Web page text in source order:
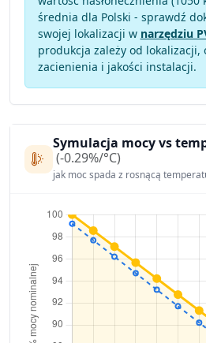
średnia dla Polski - sprawdź
swojej lokalizacji w narzędziu
produkcja zależy od lokalizacji,
zacienienia i jakości instalacji.
Symulacja mocy vs
(-0.29%/°C)
jak moc spada z rosnącą